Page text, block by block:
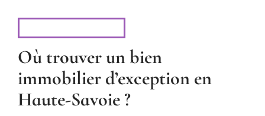
Où trouver un bien
immobilier d’exception en
Haute-Savoie ?